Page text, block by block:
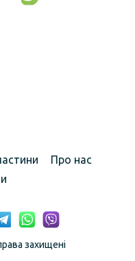
Про нас
захищені